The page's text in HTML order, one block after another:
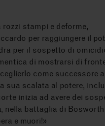
stampi e deforme,
per raggiungere il
per il sospetto di
di mostrarsi di
come successore
sua scalata al potere,
inizia ad avere dei
nella battaglia di Bosworth
e muori!»